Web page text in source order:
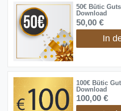
50€ Bütic
Download
50,00 €
In
100€ Bütic
Download
100,00 €